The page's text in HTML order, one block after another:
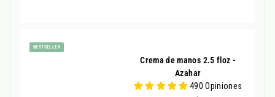
BESTSELLER
Crema de manos 2.5 floz -
Azahar
490 Opiniones